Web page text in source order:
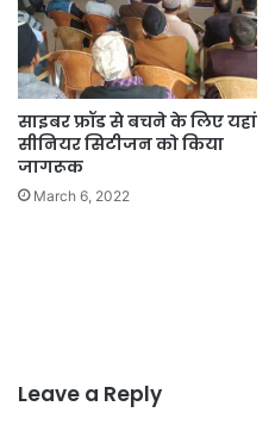
साइबर फ्रॉड से बचने के लिए यहां
सीनियर सिटीजन को किया
जागरूक
March 6, 2022
Leave a Reply